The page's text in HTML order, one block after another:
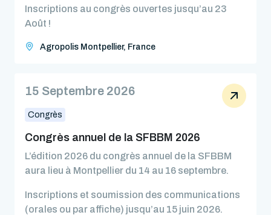
Inscriptions au congrès ouvertes jusqu’au 23
Août !
Agropolis Montpellier, France
15 Septembre 2026
Congrès
Congrès annuel de la SFBBM 2026
L’édition 2026 du congrès annuel de la SFBBM
aura lieu à Montpellier du 14 au 16 septembre.
Inscriptions et soumission des communications
(orales ou par affiche) jusqu’au 15 juin 2026.